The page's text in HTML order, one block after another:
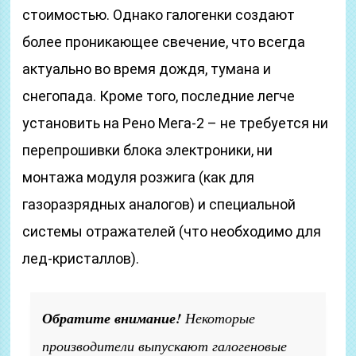
стоимостью. Однако галогенки создают
более проникающее свечение, что всегда
актуально во время дождя, тумана и
снегопада. Кроме того, последние легче
установить на Рено Мега-2 – не требуется ни
перепрошивки блока электроники, ни
монтажа модуля розжига (как для
газоразрядных аналогов) и специальной
системы отражателей (что необходимо для
лед-кристаллов).
Обратите внимание! Некоторые
производители выпускают галогеновые